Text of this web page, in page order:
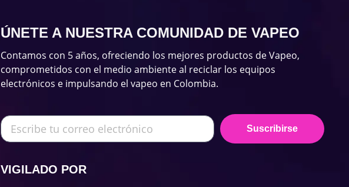
ÚNETE A NUESTRA COMUNIDAD DE VAPEO
Contamos con 5 años, ofreciendo los mejores productos de Vapeo,
comprometidos con el medio ambiente al reciclar los equipos
electrónicos e impulsando el vapeo en Colombia.
Suscribirse
VIGILADO POR